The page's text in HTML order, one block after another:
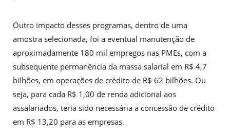
Outro impacto desses programas, dentro de uma
amostra selecionada, foi a eventual manutenção de
aproximadamente 180 mil empregos nas PMEs, com a
subsequente permanência da massa salarial em R$ 4,7
bilhões, em operações de crédito de R$ 62 bilhões. Ou
seja, para cada R$ 1,00 de renda adicional aos
assalariados, teria sido necessária a concessão de crédito
em R$ 13,20 para as empresas.